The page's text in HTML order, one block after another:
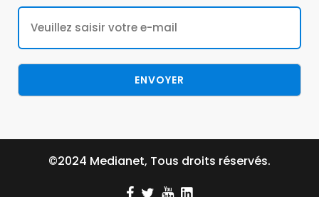
©2024 Medianet, Tous droits réservés.